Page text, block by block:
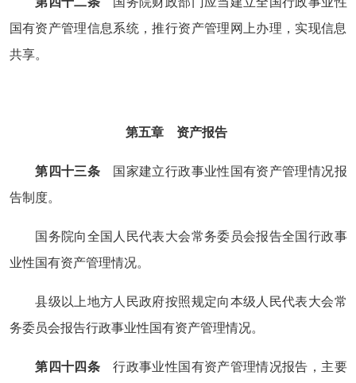
国有资产管理信息系统，推行资产管理网上办理，实现信息
共享。
第五章 资产报告
第四十三条 国家建立行政事业性国有资产管理情况报
告制度。
国务院向全国人民代表大会常务委员会报告全国行政事
业性国有资产管理情况。
县级以上地方人民政府按照规定向本级人民代表大会常
务委员会报告行政事业性国有资产管理情况。
第四十四条 行政事业性国有资产管理情况报告，主要